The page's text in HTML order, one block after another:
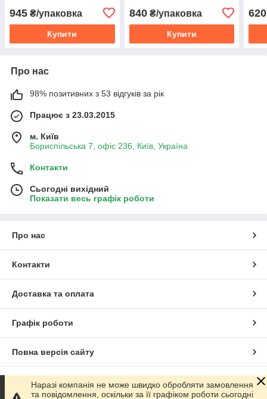
945 ₴/упаковка
Купити
840₴/упаковка
Купити
620
Про нас
98% позитивних з 53 відгуків за рік
Працює з 23.03.2015
м. Київ
Бориспільська 7, офіс 236, Київ, Україна
Контакти
Сьогодні вихідний
Показати весь графік роботи
Про нас
Контакти
Доставка та оплата
Графік роботи
Повна версія сайту
Сайт створено на маркетплейсі Prom.ua
Наразі компанія не може швидко обробляти замовлення
та повідомлення, оскільки за її графіком роботи сьогодні